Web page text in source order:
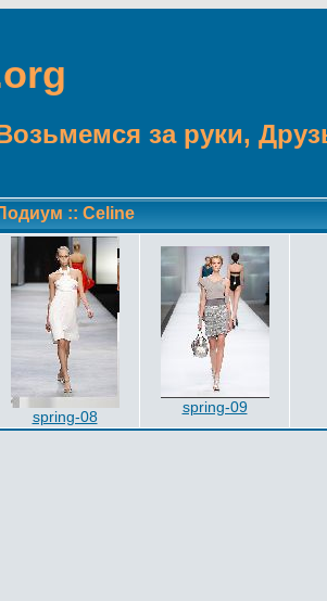
за руки,
:: Celine
spring-08
spring-09